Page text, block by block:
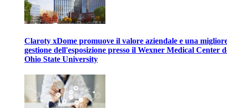
Claroty xDome promuove il valore aziendale e una
gestione dell'esposizione presso il Wexner Medical Center
Ohio State University